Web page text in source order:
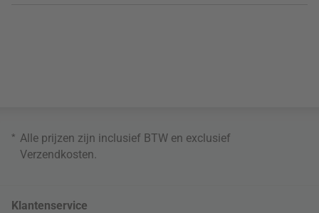
* Alle prijzen zijn inclusief BTW en exclusief
Verzendkosten
Klantenservice